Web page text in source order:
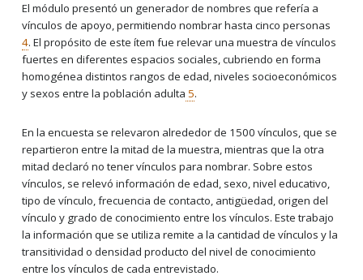
El módulo presentó un generador de nombres que refería a
vínculos de apoyo, permitiendo nombrar hasta cinco personas
4. El propósito de este ítem fue relevar una muestra de vínculos
fuertes en diferentes espacios sociales, cubriendo en forma
homogénea distintos rangos de edad, niveles socioeconómicos
y sexos entre la población adulta 5.
En la encuesta se relevaron alrededor de 1500 vínculos, que se
repartieron entre la mitad de la muestra, mientras que la otra
mitad declaró no tener vínculos para nombrar. Sobre estos
vínculos, se relevó información de edad, sexo, nivel educativo,
tipo de vínculo, frecuencia de contacto, antigüedad, origen del
vínculo y grado de conocimiento entre los vínculos. Este trabajo
la información que se utiliza remite a la cantidad de vínculos y la
transitividad o densidad producto del nivel de conocimiento
entre los vínculos de cada entrevistado.